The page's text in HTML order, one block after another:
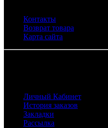
Контакты
Возврат товара
Карта сайта
Личный Кабинет
История заказов
Закладки
Рассылка